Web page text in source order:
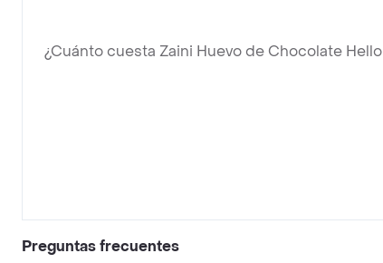
¿Cuánto cuesta Zaini Huevo de Chocolate
Preguntas frecuentes